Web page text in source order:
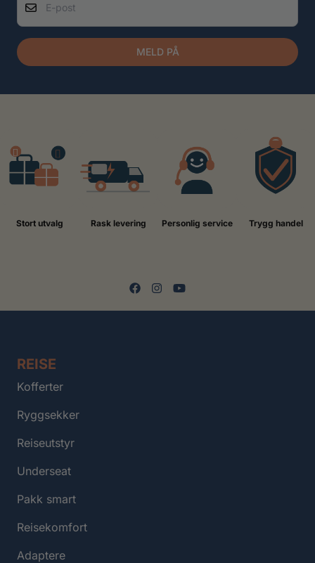
MELD PÅ
Stort utvalg Rask levering Personlig service Trygg handel
REISE
Kofferter
Ryggsekker
Reiseutstyr
Underseat
Pakk smart
Reisekomfort
Adaptere